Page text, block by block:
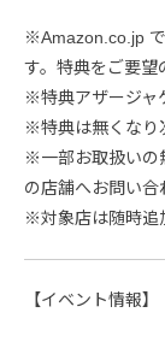
※Amazon.co.jp
す。特典をご要望
※特典アザージャ
※特典は無くなり
※一部お取扱いの
の店舗へお問い合
※対象店は随時追
【イベント情報】